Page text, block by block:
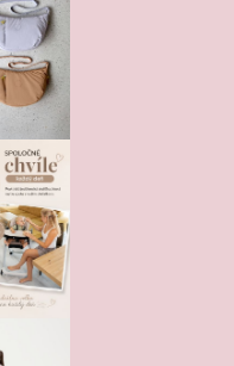
podmienkami ochrany